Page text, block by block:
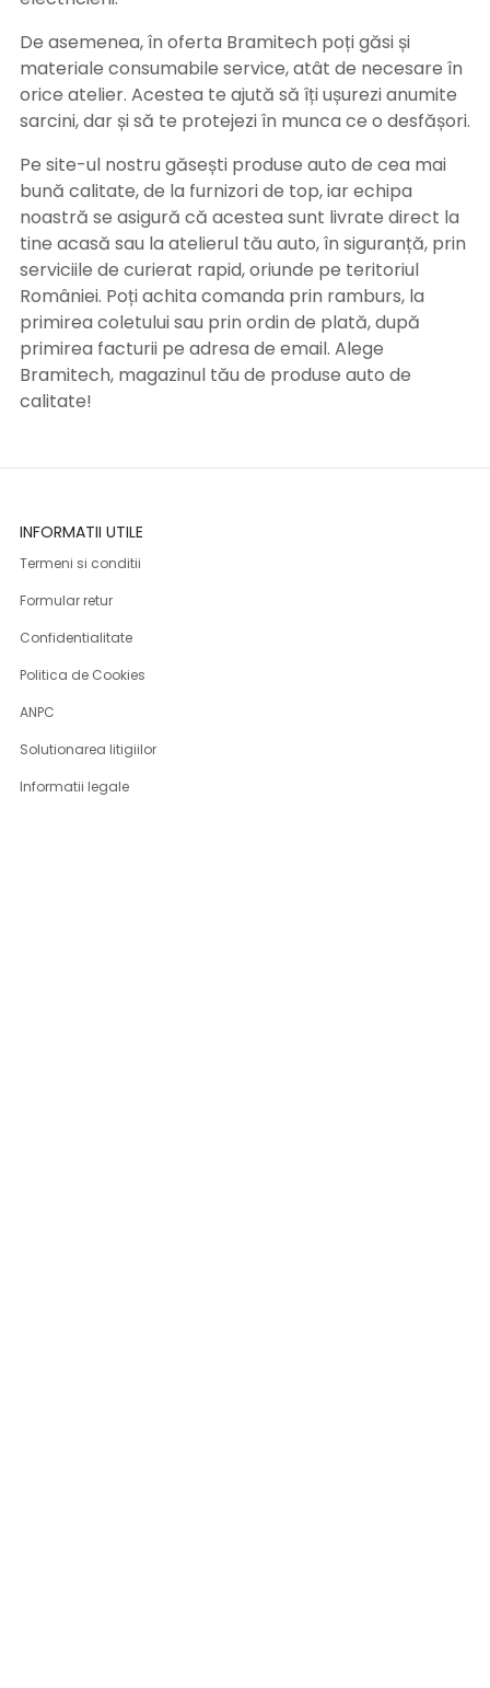
De asemenea, în oferta Bramitech poți găsi și
materiale consumabile service, atât de necesare în
orice atelier. Acestea te ajută să îți ușurezi anumite
sarcini, dar și să te protejezi în munca ce o desfășori.
Pe site-ul nostru găsești produse auto de cea mai
bună calitate, de la furnizori de top, iar echipa
noastră se asigură că acestea sunt livrate direct la
tine acasă sau la atelierul tău auto, în siguranță, prin
serviciile de curierat rapid, oriunde pe teritoriul
României. Poți achita comanda prin ramburs, la
primirea coletului sau prin ordin de plată, după
primirea facturii pe adresa de email. Alege
Bramitech, magazinul tău de produse auto de
calitate!
INFORMATII UTILE
Termeni si conditii
Formular retur
Confidentialitate
Politica de Cookies
ANPC
Solutionarea litigiilor
Informatii legale